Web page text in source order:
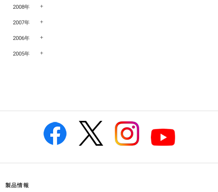
2008年
2007年
2006年
2005年
製品情報